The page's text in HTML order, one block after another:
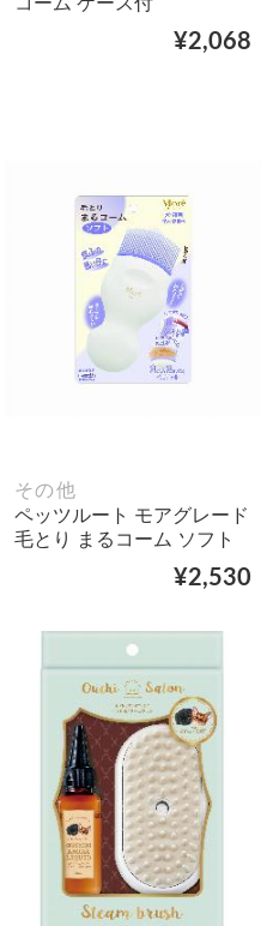
コーム ケース付
¥2,068
その他
ペッツルート モアグレード
毛とり まるコーム ソフト
¥2,530